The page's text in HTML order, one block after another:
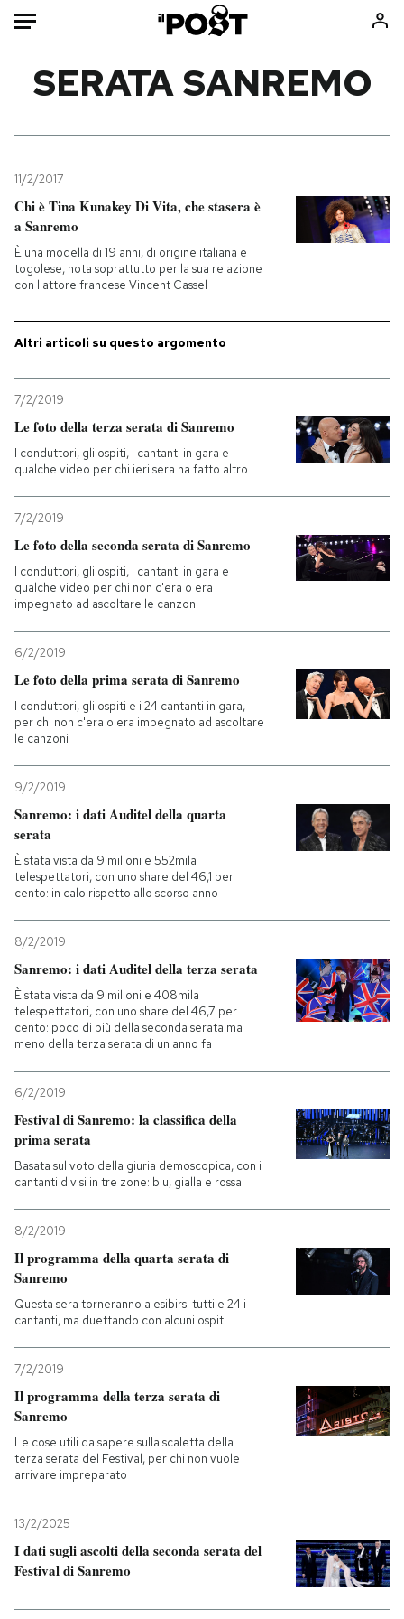
Mondo
Politica
Tecnologia
Internet
Scienza
Economia
Consumismi
Ok Boomer!
NEWSLETTER
CALENDARIO
AREA PERSONALE
SERATA SANREMO
11/2/2017
Chi è Tina Kunakey Di Vita, che stasera è
a Sanremo
È una modella di 19 anni, di origine italiana e
togolese, nota soprattutto per la sua relazione
con l'attore francese Vincent Cassel
Altri articoli su questo argomento
7/2/2019
Le foto della terza serata di Sanremo
I conduttori, gli ospiti, i cantanti in gara e
qualche video per chi ieri sera ha fatto altro
7/2/2019
Le foto della seconda serata di Sanremo
I conduttori, gli ospiti, i cantanti in gara e
qualche video per chi non c'era o era
impegnato ad ascoltare le canzoni
6/2/2019
Le foto della prima serata di Sanremo
I conduttori, gli ospiti e i 24 cantanti in gara,
per chi non c'era o era impegnato ad ascoltare
le canzoni
9/2/2019
Sanremo: i dati Auditel della quarta
serata
È stata vista da 9 milioni e 552mila
telespettatori, con uno share del 46,1 per
cento: in calo rispetto allo scorso anno
8/2/2019
Sanremo: i dati Auditel della terza serata
È stata vista da 9 milioni e 408mila
telespettatori, con uno share del 46,7 per
cento: poco di più della seconda serata ma
meno della terza serata di un anno fa
6/2/2019
Festival di Sanremo: la classifica della
prima serata
Basata sul voto della giuria demoscopica, con i
cantanti divisi in tre zone: blu, gialla e rossa
8/2/2019
Il programma della quarta serata di
Sanremo
Questa sera torneranno a esibirsi tutti e 24 i
cantanti, ma duettando con alcuni ospiti
7/2/2019
Il programma della terza serata di
Sanremo
Le cose utili da sapere sulla scaletta della
terza serata del Festival, per chi non vuole
arrivare impreparato
13/2/2025
I dati sugli ascolti della seconda serata del
Festival di Sanremo